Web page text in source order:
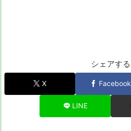
シェアする
X Facebook
LINE